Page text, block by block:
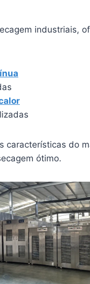
industriais,
características do
ótimo.